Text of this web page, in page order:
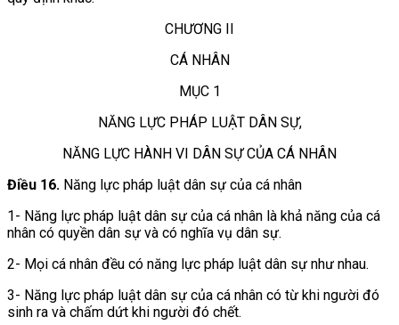
CHƯƠNG II
CÁ NHÂN
MỤC 1
NĂNG LỰC PHÁP LUẬT DÂN SỰ,
NĂNG LỰC HÀNH VI DÂN SỰ CỦA CÁ NHÂN
Điều 16. Năng lực pháp luật dân sự của cá nhân
1- Năng lực pháp luật dân sự của cá nhân là khả năng của cá
nhân có quyền dân sự và có nghĩa vụ dân sự.
2- Mọi cá nhân đều có năng lực pháp luật dân sự như nhau.
3- Năng lực pháp luật dân sự của cá nhân có từ khi người đó
sinh ra và chấm dứt khi người đó chết.